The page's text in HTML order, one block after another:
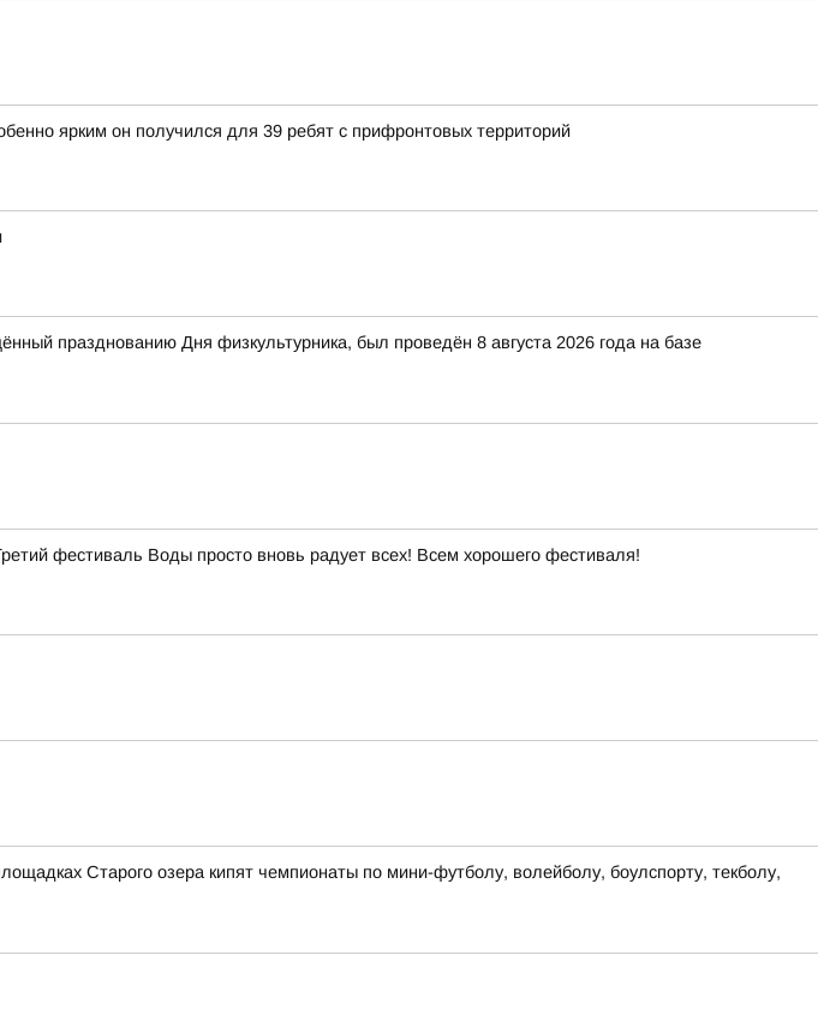
ярким он получился для 39 ребят с прифронтовых территорий
празднованию Дня физкультурника, был проведён 8 августа 2026 года на базе
фестиваль Воды просто вновь радует всех! Всем хорошего фестиваля!
Старого озера кипят чемпионаты по мини-футболу, волейболу, боулспорту, текболу,